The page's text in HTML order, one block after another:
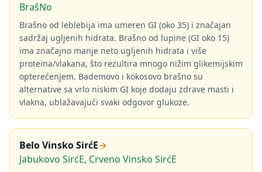
BrašNo
Brašno od leblebija ima umeren GI (oko 35) i značajan
sadržaj ugljenih hidrata. Brašno od lupine (GI oko 15)
ima značajno manje neto ugljenih hidrata i više
proteina/vlakana, što rezultira mnogo nižim glikemijskim
opterećenjem. Bademovo i kokosovo brašno su
alternative sa vrlo niskim GI koje dodaju zdrave masti i
vlakna, ublažavajući svaki odgovor glukoze.
Belo Vinsko SirćE→
Jabukovo SirćE, Crveno Vinsko SirćE